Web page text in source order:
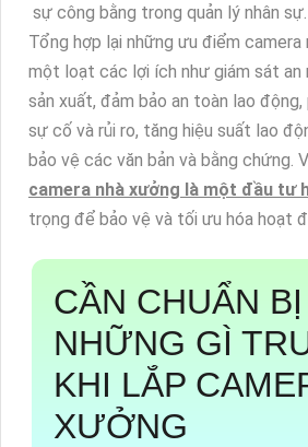
sự công bằng trong quản lý nhân sự.
Tổng hợp lại những ưu điểm camera
một loạt các lợi ích như giám sát an
sản xuất, đảm bảo an toàn lao động,
sự cố và rủi ro, tăng hiệu suất lao
bảo vệ các văn bản và bằng chứng.
camera nhà xưởng là một đầu tư
trọng để bảo vệ và tối ưu hóa hoạt
CẦN CHUẨN BỊ
NHỮNG GÌ
KHI LẮP
XƯỞNG